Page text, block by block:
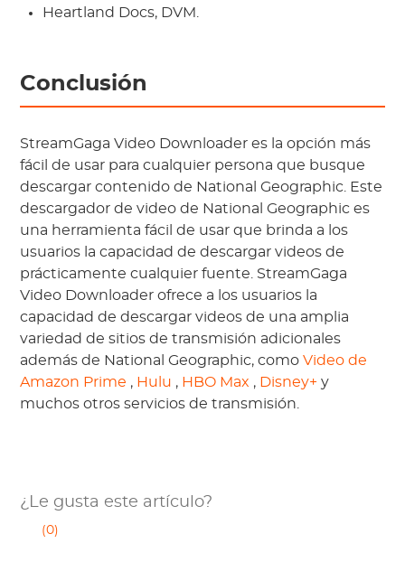
Heartland Docs, DVM.
Conclusión
StreamGaga Video Downloader es la opción más
fácil de usar para cualquier persona que busque
descargar contenido de National Geographic. Este
descargador de video de National Geographic es
una herramienta fácil de usar que brinda a los
usuarios la capacidad de descargar videos de
prácticamente cualquier fuente. StreamGaga
Video Downloader ofrece a los usuarios la
capacidad de descargar videos de una amplia
variedad de sitios de transmisión adicionales
además de National Geographic, comoVideo de
Amazon Prime , Hulu , HBO Max , Disney+y
muchos otros servicios de transmisión.
¿Le gusta este artículo?
(0)